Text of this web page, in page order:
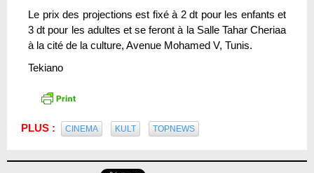
Le prix des projections est fixé à 2 dt pour les enfants et
3 dt pour les adultes et se feront à la Salle Tahar Cheriaa
à la cité de la culture, Avenue Mohamed V, Tunis.
Tekiano
PLUS : CINEMA KULT TOPNEWS